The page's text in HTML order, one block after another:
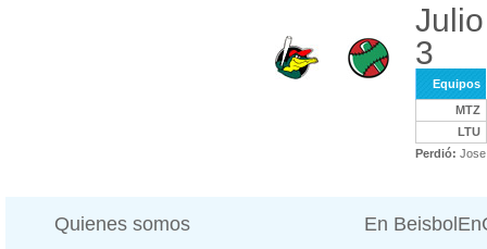
3
Equipos
MTZ
LTU
Perdió:
Quienes somos En